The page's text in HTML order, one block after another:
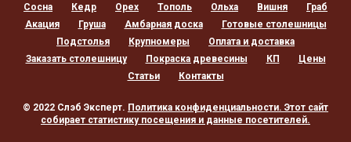
Сосна
Кедр Орех Тополь Ольха Вишня
Граб
Акация
Груша Амбарная доска
Готовые столешницы
Подстолья
Крупномеры
Оплата и доставка
Заказать столешницу
Покраска древесины КП
Цены
Статьи
Контакты
© 2022 Слэб Эксперт. Политика конфиденциальности. Этот сайт
собирает статистику посещения и данные посетителей.